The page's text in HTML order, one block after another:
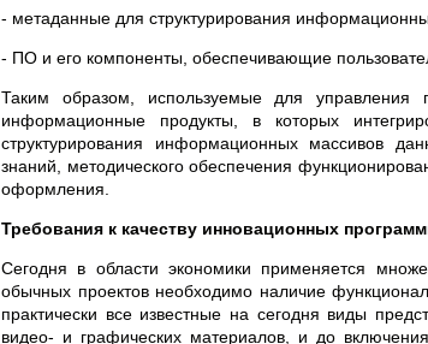
- метаданные для структурирования
- ПО и его компоненты, обеспечивающие
Таким образом, используемые для управления
информационные продукты, в которых
структурирования информационных массивов
знаний, методического обеспечения
оформления.
Требования к качеству инновационных
Сегодня в области экономики применяется
обычных проектов необходимо наличие
практически все известные на сегодня виды
видео- и графических материалов, и до